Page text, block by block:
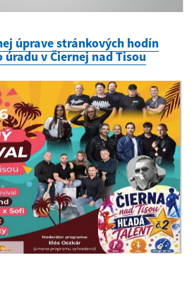
úprave stránkových hodín
v Čiernej nad Tisou